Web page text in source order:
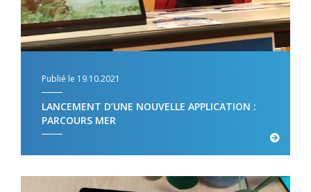
Publié le 19.10.2021
LANCEMENT D’UNE NOUVELLE APPLICATION :
PARCOURS MER